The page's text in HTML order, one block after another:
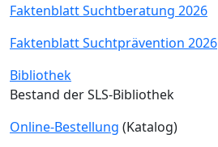
Faktenblatt Suchtberatung 2026
Faktenblatt Suchtprävention 2026
Bibliothek
Bestand der SLS-Bibliothek
Online-Bestellung (Katalog)